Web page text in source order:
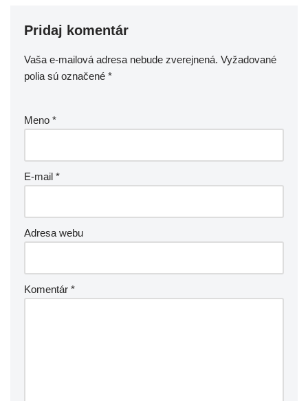
Pridaj komentár
Vaša e-mailová adresa nebude zverejnená. Vyžadované
polia sú označené *
Meno *
E-mail *
Adresa webu
Komentár *